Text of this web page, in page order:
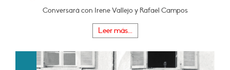
Conversará con Irene Vallejo y Rafael Campos
Leer más...